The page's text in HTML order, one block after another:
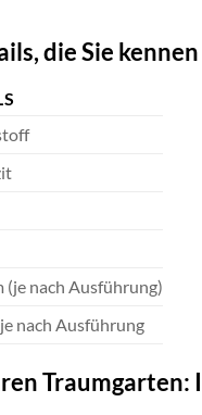
die Sie
(je nach Ausführung)
nach Ausführung